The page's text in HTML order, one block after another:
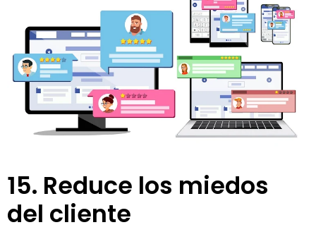
15. Reduce los miedos
del cliente